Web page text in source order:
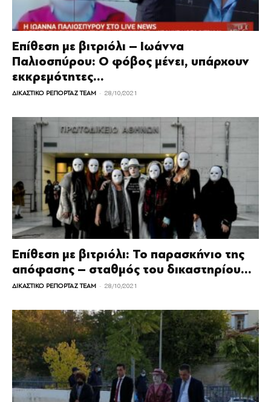
Επίθεση με βιτριόλι – Ιωάννα
Παλιοσπύρου: Ο φόβος μένει, υπάρχουν
εκκρεμότητες...
ΔΙΚΑΣΤΙΚΟ ΡΕΠΟΡΤΑΖ TEAM - 28/10/2021
Επίθεση με βιτριόλι: Το παρασκήνιο της
απόφασης – σταθμός του δικαστηρίου...
ΔΙΚΑΣΤΙΚΟ ΡΕΠΟΡΤΑΖ TEAM - 28/10/2021